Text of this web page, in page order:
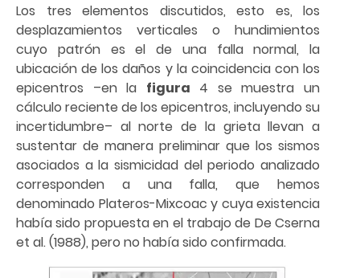
Los tres elementos discutidos, esto es, los
desplazamientos verticales o hundimientos
cuyo patrón es el de una falla normal, la
ubicación de los daños y la coincidencia con los
epicentros –en la figura 4 se muestra un
cálculo reciente de los epicentros, incluyendo su
incertidumbre– al norte de la grieta llevan a
sustentar de manera preliminar que los sismos
asociados a la sismicidad del periodo analizado
corresponden a una falla, que hemos
denominado Plateros-Mixcoac y cuya existencia
había sido propuesta en el trabajo de De Cserna
et al. (1988), pero no había sido confirmada.